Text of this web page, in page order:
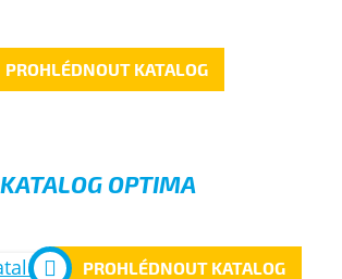
PROHLÉDNOUT KATALOG
KATALOG OPTIMA
PROHLÉDNOUT KATALOG